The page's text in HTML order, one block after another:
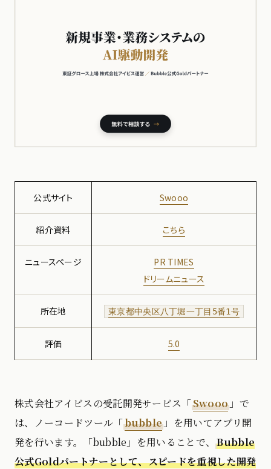
公式サイト Swooo
紹介資料 こちら
ニュースページ
PR TIMES
ドリームニュース
所在地 東京都中央区八丁堀一丁目5番1号
評価 5.0
株式会社アイビスの受託開発サービス「Swooo 」で
は、ノーコードツール「bubble 」を用いてアプリ開
発を行います。「bubble」を用いることで、Bubble
公式Goldパートナーとして、スピードを重視した開発